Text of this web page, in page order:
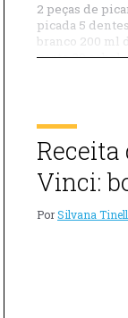
2 peças de
picada 5
branco 200 ml
gosto 20
excesso de
Receita
Vinci:
PorSilvana